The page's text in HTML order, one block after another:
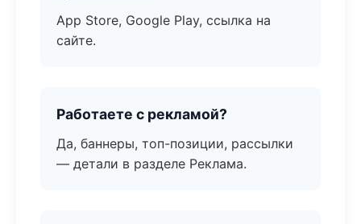
App Store, Google Play, ссылка на
сайте.
Работаете с рекламой?
Да, баннеры, топ-позиции, рассылки
— детали в разделе Реклама.